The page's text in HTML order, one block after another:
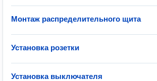
Монтаж распределительного щита
Установка розетки
Установка выключателя